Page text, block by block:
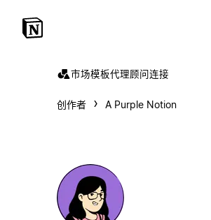
市场模板代理顾问连接
创作者 A Purple Notion